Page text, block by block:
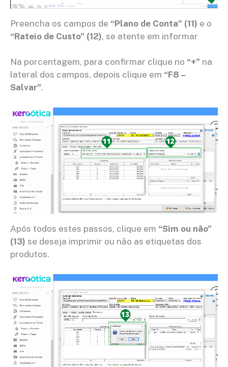
Preencha os campos de “Plano de Conta” (11) e o
“Rateio de Custo” (12), se atente em informar
Na porcentagem, para confirmar clique no “+” na
lateral dos campos, depois clique em “F8 –
Salvar”.
Após todos estes passos, clique em “Sim ou não”
(13) se deseja imprimir ou não as etiquetas dos
produtos.